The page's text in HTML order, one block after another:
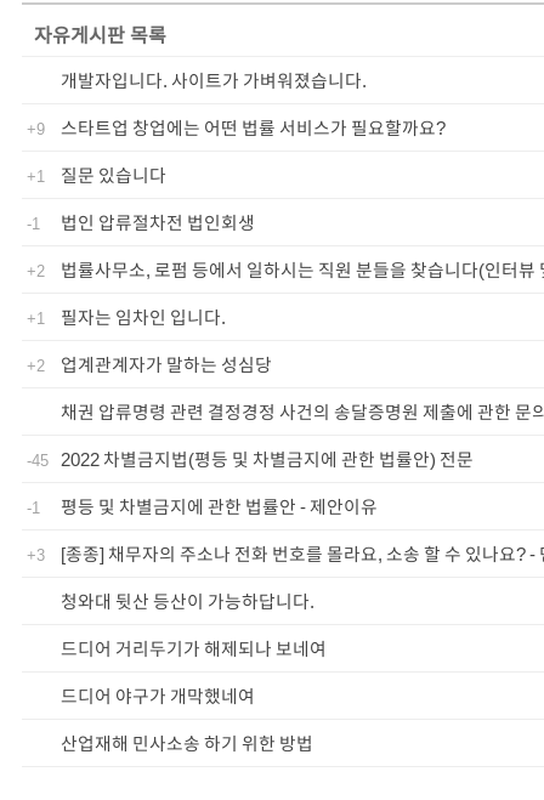
자유게시판목록
개발자입니다. 사이트가 가벼워졌습니다.
+9 스타트업 창업에는 어떤 법률 서비스가 필요할까요?
+1 질문 있습니다
-1 법인 압류절차전 법인회생
+2 법률사무소, 로펌 등에서 일하시는 직원 분들을 찾습니다(인터뷰
+1 필자는 임차인 입니다.
+2
업계관계자가 말하는 성심당
채권 압류명령 관련 결정경정 사건의 송달증명원 제출에 관한 문
-45 2022 차별금지법(평등 및 차별금지에 관한 법률안) 전문
-1 평등 및 차별금지에 관한 법률안 - 제안이유
+3
[종종] 채무자의 주소나 전화 번호를 몰라요, 소송 할 수 있나요? -
청와대 뒷산 등산이 가능하답니다.
드디어 거리두기가 해제되나 보네여
드디어 야구가 개막했네여
산업재해 민사소송 하기 위한 방법